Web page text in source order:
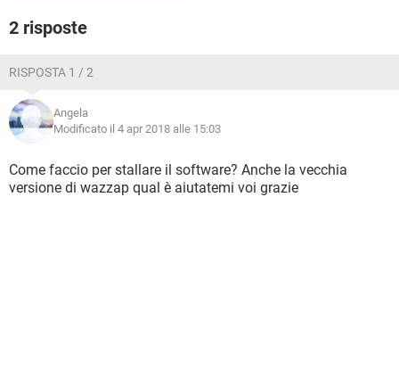
2 risposte
RISPOSTA 1 / 2
Angela
Modificato il 4 apr 2018 alle 15:03
Come faccio per stallare il software? Anche la vecchia
versione di wazzap qual è aiutatemi voi grazie